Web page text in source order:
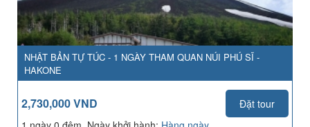
NHẬT BẢN TỰ TÚC - 1 NGÀY THAM QUAN NÚI PHÚ SĨ -
HAKONE
2,730,000 VND
Đặt tour